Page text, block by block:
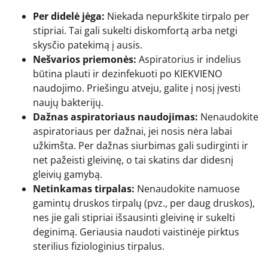
Per didelė jėga: Niekada nepurkškite tirpalo per
stipriai. Tai gali sukelti diskomfortą arba netgi
skysčio patekimą į ausis.
Nešvarios priemonės: Aspiratorius ir indelius
būtina plauti ir dezinfekuoti po KIEKVIENO
naudojimo. Priešingu atveju, galite į nosį įvesti
naujų bakterijų.
Dažnas aspiratoriaus naudojimas: Nenaudokite
aspiratoriaus per dažnai, jei nosis nėra labai
užkimšta. Per dažnas siurbimas gali sudirginti ir
net pažeisti gleivinę, o tai skatins dar didesnį
gleivių gamybą.
Netinkamas tirpalas: Nenaudokite namuose
gamintų druskos tirpalų (pvz., per daug druskos),
nes jie gali stipriai išsausinti gleivinę ir sukelti
deginimą. Geriausia naudoti vaistinėje pirktus
sterilius fiziologinius tirpalus.